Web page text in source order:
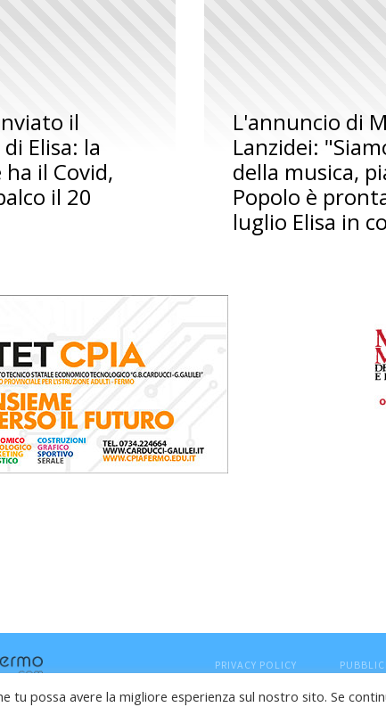
il
Elisa: la
il Covid,
il 20
L'annuncio di
Lanzidei:
della musica,
Popolo è
luglio Elisa in
PRIVACY POLICY
tu possa avere la migliore esperienza sul nostro sito. Se